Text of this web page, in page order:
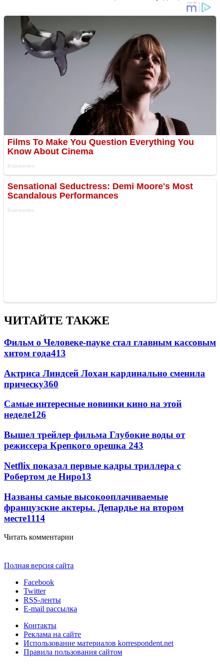
ЧИТАЙТЕ ТАКЖЕ
Фильм о Человеке-пауке стал главным кассовым
хитом года413
Актриса Линдсей Лохан кардинально сменила
прическу360
Самые интересные новинки кино на этой
неделе126
Вышел трейлер фильма Глубокие воды от
режиссера Крепкого орешка 243
Netflix показал первые кадры триллера с
Робертом де Ниро13
Названы самые высокооплачиваемые
французские актеры. Депардье на втором
месте1114
Читать комментарии
Полная версия сайта
Facebook
Twitter
RSS-ленты
E-mail рассылка
Контакты
Реклама на сайте
Использование материалов korrespondent.net
Правила пользования сайтом